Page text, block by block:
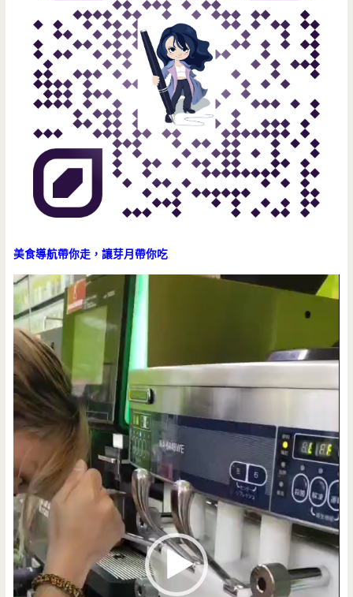
美食導航帶你走，讓芽月帶你吃
視
訊
播
放
器